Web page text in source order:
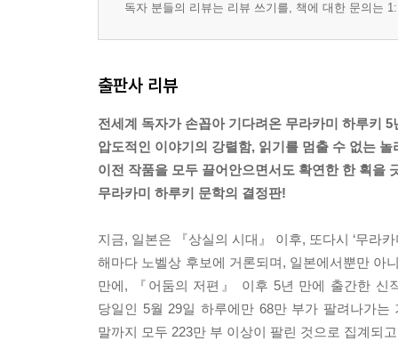
독자 분들의 리뷰는 리뷰 쓰기를, 책에 대한 문의는
출판사 리뷰
전세계 독자가 손꼽아 기다려온 무라카미 하루키
압도적인 이야기의 강렬함, 읽기를 멈출 수 없는 놀
이전 작품을 모두 끌어안으면서도 확연한 한 획을
무라카미 하루키 문학의 결정판!
지금, 일본은 『상실의 시대』 이후, 또다시 ‘무라
해마다 노벨상 후보에 거론되며, 일본에서뿐만 아
만에, 『어둠의 저편』 이후 5년 만에 출간한 신
당일인 5월 29일 하루에만 68만 부가 팔려나가
말까지 모두 223만 부 이상이 팔린 것으로 집계되